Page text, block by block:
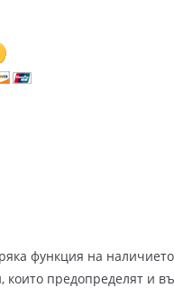
функция на
предопределят и